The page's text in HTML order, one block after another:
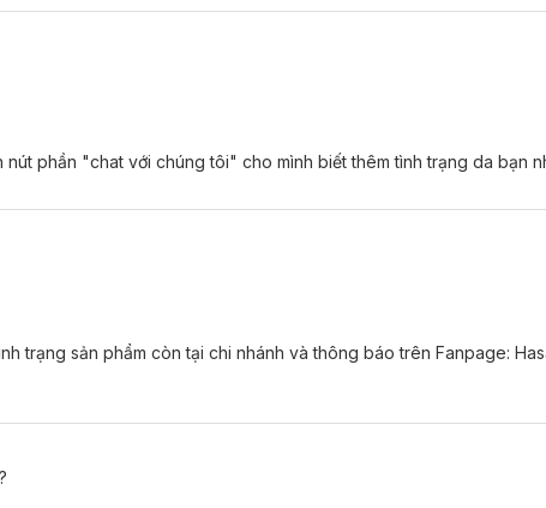
phần "chat với chúng tôi" cho mình biết thêm tình trạng da bạn
trạng sản phẩm còn tại chi nhánh và thông báo trên Fanpage: